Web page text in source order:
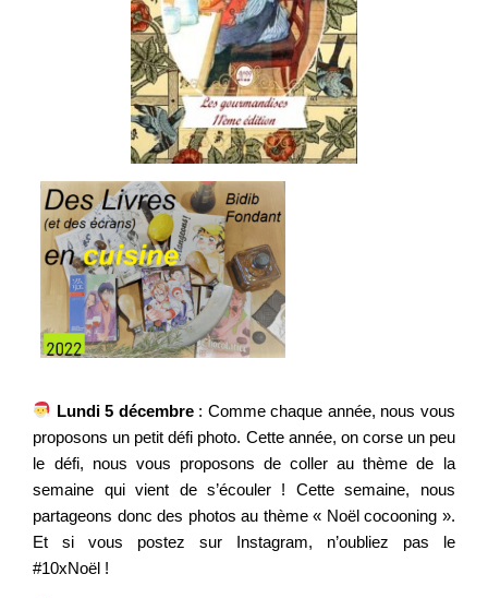
Lundi 5 décembre: Comme chaque année, nous vous
proposons un petit défi photo. Cette année, on corse un peu
le défi, nous vous proposons de coller au thème de la
semaine qui vient de s’écouler ! Cette semaine, nous
partageons donc des photos au thème « Noël cocooning ».
Et si vous postez sur Instagram, n’oubliez pas le
#10xNoël !